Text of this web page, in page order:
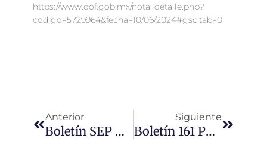
https://www.dof.gob.mx/nota_detalle.php?
codigo=5729964&fecha=10/06/2024#gsc.tab=0
Anterior
Boletín SEP No 127 Modelo Curricular Entrará En Vigor En El Ciclo Escolar 2023-2024: Delfina Gómez Álvarez
Siguiente
Boletín 161 Publica SEP Plan De Estudio Para Educación Preescolar, Primaria Y Secundaria Y Programas Sintéticos Fases 1 A 6